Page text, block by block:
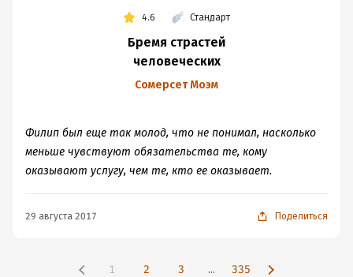
4.6 Стандарт
Бремя страстей
человеческих
Сомерсет Моэм
Филип был еще так молод, что не понимал, насколько
меньше чувствуют обязательства те, кому
оказывают услугу, чем те, кто ее оказывает.
29 августа 2017 Поделиться
1 2 3 ... 335